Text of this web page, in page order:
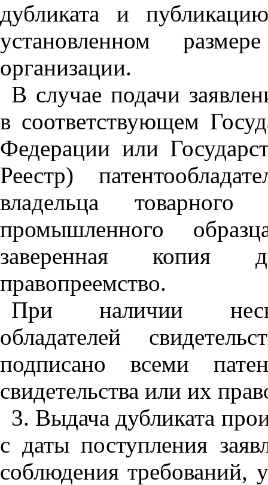
дубликата и
установленном
организации.
В случае подачи
в соответствующем
Федерации или
Реестр)
владельца товарного
промышленного
заверенная копия
правопреемство.
При наличии
обладателей
подписано всеми
свидетельства или их
3. Выдача дубликата
с даты поступления
соблюдения требований,